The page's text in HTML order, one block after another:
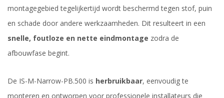
montagegebied tegelijkertijd wordt beschermd tegen stof, puin
en schade door andere werkzaamheden. Dit resulteert in een
snelle, foutloze en nette eindmontage zodra de
afbouwfase begint.
De IS-M-Narrow-PB.500 is herbruikbaar, eenvoudig te
monteren en ontworpen voor professionele installateurs die